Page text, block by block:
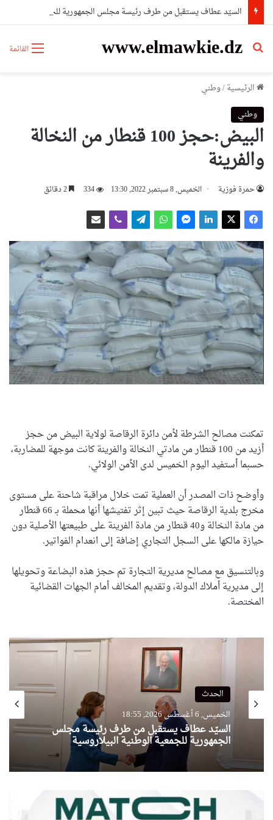
القائمة www.elmawkie.dz
بحث عن
الرئيسية/وطني
وطني
البيض:حجز 100 قنطار من النخالة
والفرينة
حمرة فوزية الخميس, 8 سبتمبر 2022, 13:30 334
تمكنت مصالح الشرطة لأمن دائرة الرقاصة لولاية البيض من حجز
أزيد من 100 قنطار من مادتي النخالة والفرينة كانت موجهة للمضاربة،
حسبما أستفيد اليوم الخميس لدى الأمن الولائي.
وأوضح ذات المصدر أن العملية تمت خلال مراقبة شاحنة على مستوى
مخرج بلدية الرقاصة حيث تبين إثر تفتيشها أنها محملة بـ 66 قنطار
من مادة النخالة و40 قنطار من مادة الفرينة على طبيعتها الأصلية دون
حيازة مالكها على السجل التجاري إضافة إلى انعدام الفواتير.
وبالتنسيق مع مصالح مديرية التجارة تم حجز هذه البضاعة وتحويلها
إلى مديرية أملاك الدولة، وتقديم المخالف أمام الجهات القضائية
المختصة.
الحدث
الخميس, 6 أغسطس 2026, 18:55
السيّد عطاف يستقبل من طرف رئيسة مجلس
الجمهورية للجمعية الوطنية البيلاروسية